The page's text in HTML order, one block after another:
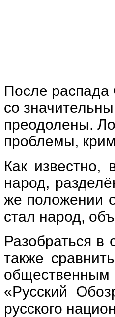
После распада
со
преодолены.
проблемы,
Как известно,
народ,
же положении
стал народ,
Разобраться в
также
общественным
«Русский
русского